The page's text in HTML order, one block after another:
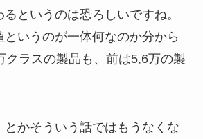
というのは恐ろしいですね。
いうのが一体何なのか分から
クラスの製品も、前は5,6万の製
とかそういう話ではもうなくな